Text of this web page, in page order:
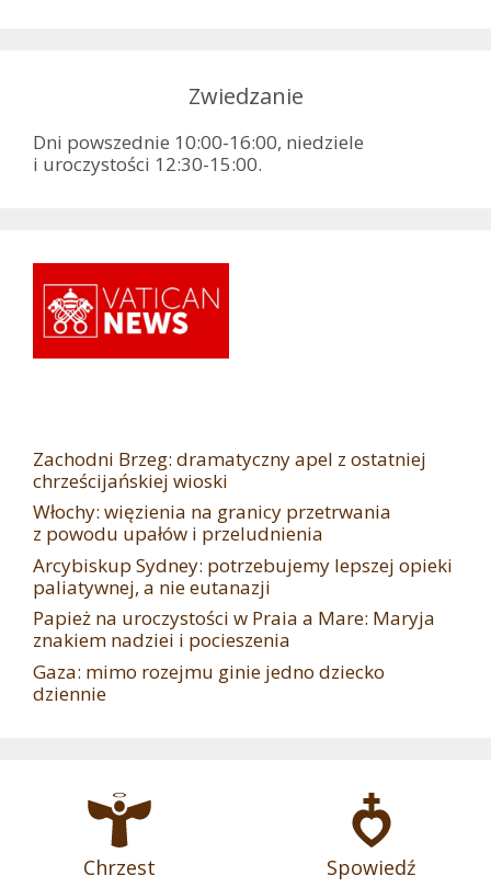
Zwiedzanie
Dni powszednie 10:00-16:00, niedziele
i uroczystości 12:30-15:00.
Zachodni Brzeg: dramatyczny apel z ostatniej
chrześcijańskiej wioski
Włochy: więzienia na granicy przetrwania
z powodu upałów i przeludnienia
Arcybiskup Sydney: potrzebujemy lepszej opieki
paliatywnej, a nie eutanazji
Papież na uroczystości w Praia a Mare: Maryja
znakiem nadziei i pocieszenia
Gaza: mimo rozejmu ginie jedno dziecko
dziennie
Chrzest Spowiedź